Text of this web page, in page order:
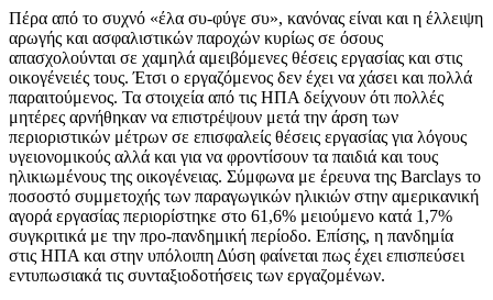
Πέρα από το συχνό «έλα συ-φύγε συ», κανόνας είναι και η έλλειψη
αρωγής και ασφαλιστικών παροχών κυρίως σε όσους
απασχολούνται σε χαμηλά αμειβόμενες θέσεις εργασίας και στις
οικογένειές τους. Έτσι ο εργαζόμενος δεν έχει να χάσει και πολλά
παραιτούμενος. Τα στοιχεία από τις ΗΠΑ δείχνουν ότι πολλές
μητέρες αρνήθηκαν να επιστρέψουν μετά την άρση των
περιοριστικών μέτρων σε επισφαλείς θέσεις εργασίας για λόγους
υγειονομικούς αλλά και για να φροντίσουν τα παιδιά και τους
ηλικιωμένους της οικογένειας. Σύμφωνα με έρευνα της Barclays το
ποσοστό συμμετοχής των παραγωγικών ηλικιών στην αμερικανική
αγορά εργασίας περιορίστηκε στο 61,6% μειούμενο κατά 1,7%
συγκριτικά με την προ-πανδημική περίοδο. Επίσης, η πανδημία
στις ΗΠΑ και στην υπόλοιπη Δύση φαίνεται πως έχει επισπεύσει
εντυπωσιακά τις συνταξιοδοτήσεις των εργαζομένων.